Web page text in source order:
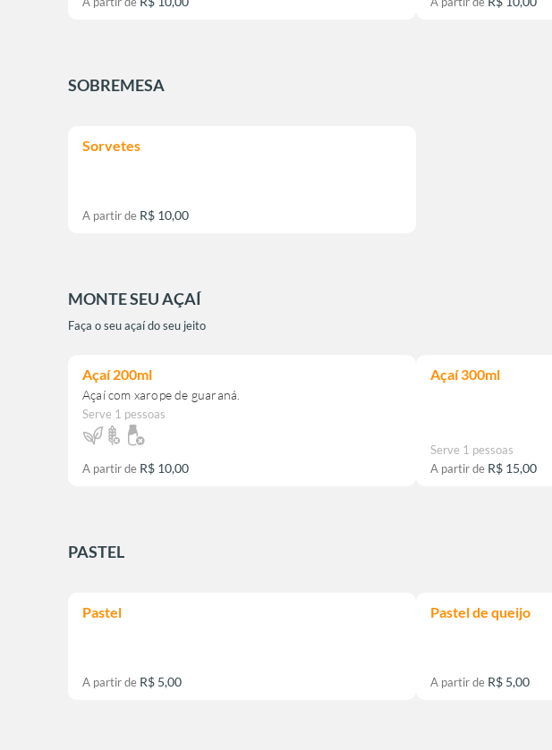
SOBREMESA
Sorvetes
A partir de R$ 10,00
MONTE SEU AÇAÍ
Faça o seu açaí do seu jeito
Açaí 200ml
Açaí com xarope de guaraná.
Serve 1 pessoas
A partir de R$ 10,00
Açaí 300ml
Serve 1 pessoas
A partir de R$ 15,00
PASTEL
Pastel
A partir de R$ 5,00
Pastel de queijo
A partir de R$ 5,00